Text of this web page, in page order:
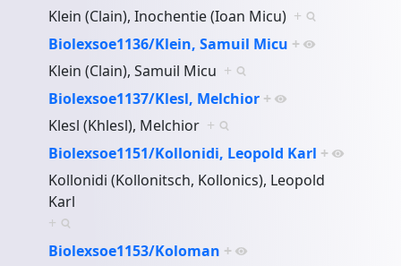
Klein (Clain), Inochentie (Ioan Micu) +
Biolexsoe1136/Klein, Samuil Micu +
Klein (Clain), Samuil Micu +
Biolexsoe1137/Klesl, Melchior +
Klesl (Khlesl), Melchior +
Biolexsoe1151/Kollonidi, Leopold Karl +
Kollonidi (Kollonitsch, Kollonics), Leopold
Karl
+
Biolexsoe1153/Koloman +